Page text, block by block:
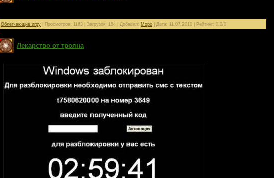
Облегчающие игру | Просмотров: 1163 | Загрузок: 184 | Добавил: Mopo | Дата: 11.07.2010 | Рейтинг: 0.0/0
Лекарство от трояна